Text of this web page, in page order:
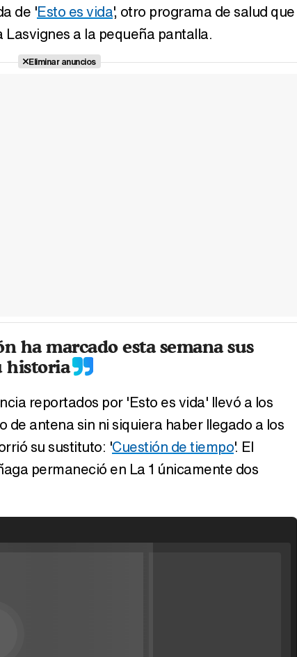
de 'Esto es vida', otro programa de salud que
a la pequeña pantalla.
Eliminar anuncios
ha marcado esta semana sus
historia
reportados por 'Esto es vida' llevó a los
de antena sin ni siquiera haber llegado a los
su sustituto: 'Cuestión de tiempo'. El
permaneció en La 1 únicamente dos